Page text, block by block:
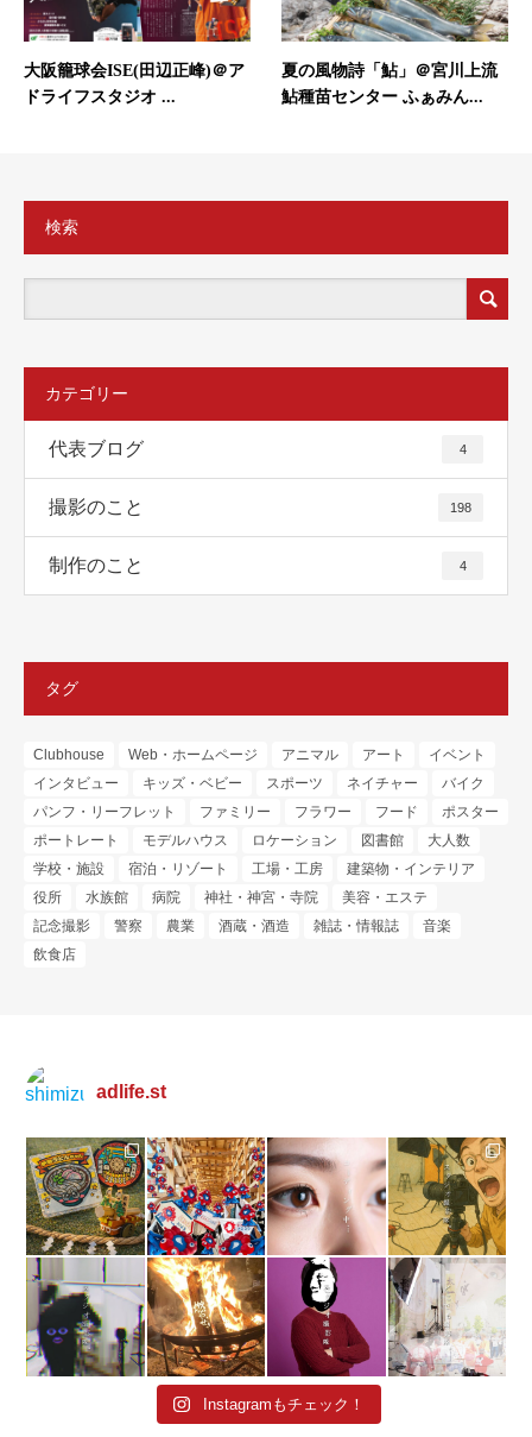
大阪籠球会ISE(田辺正峰)＠ア
ドライフスタジオ ...
夏の風物詩「鮎」＠宮川上流
鮎種苗センター ふぁみん...
検索
カテゴリー
代表ブログ 4
撮影のこと 198
制作のこと 4
タグ
Clubhouse Web・ホームページ アニマル アート
イベント
インタビュー
キッズ・ベビー スポーツ ネイチャー
バイク
パンフ・リーフレット
ファミリー フラワー フード
ポスター
ポートレート
モデルハウス ロケーション 図書館
大人数
学校・施設
宿泊・リゾート 工場・工房
建築物・インテリア
役所
水族館 病院 神社・神宮・寺院
美容・エステ
記念撮影
警察 農業 酒蔵・酒造 雑誌・情報誌
音楽
飲食店
adlife.st
Instagramもチェック！